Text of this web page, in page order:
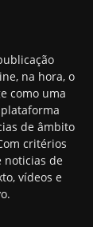
na hora, o
como uma
de âmbito
critérios
noticias de
vídeos e